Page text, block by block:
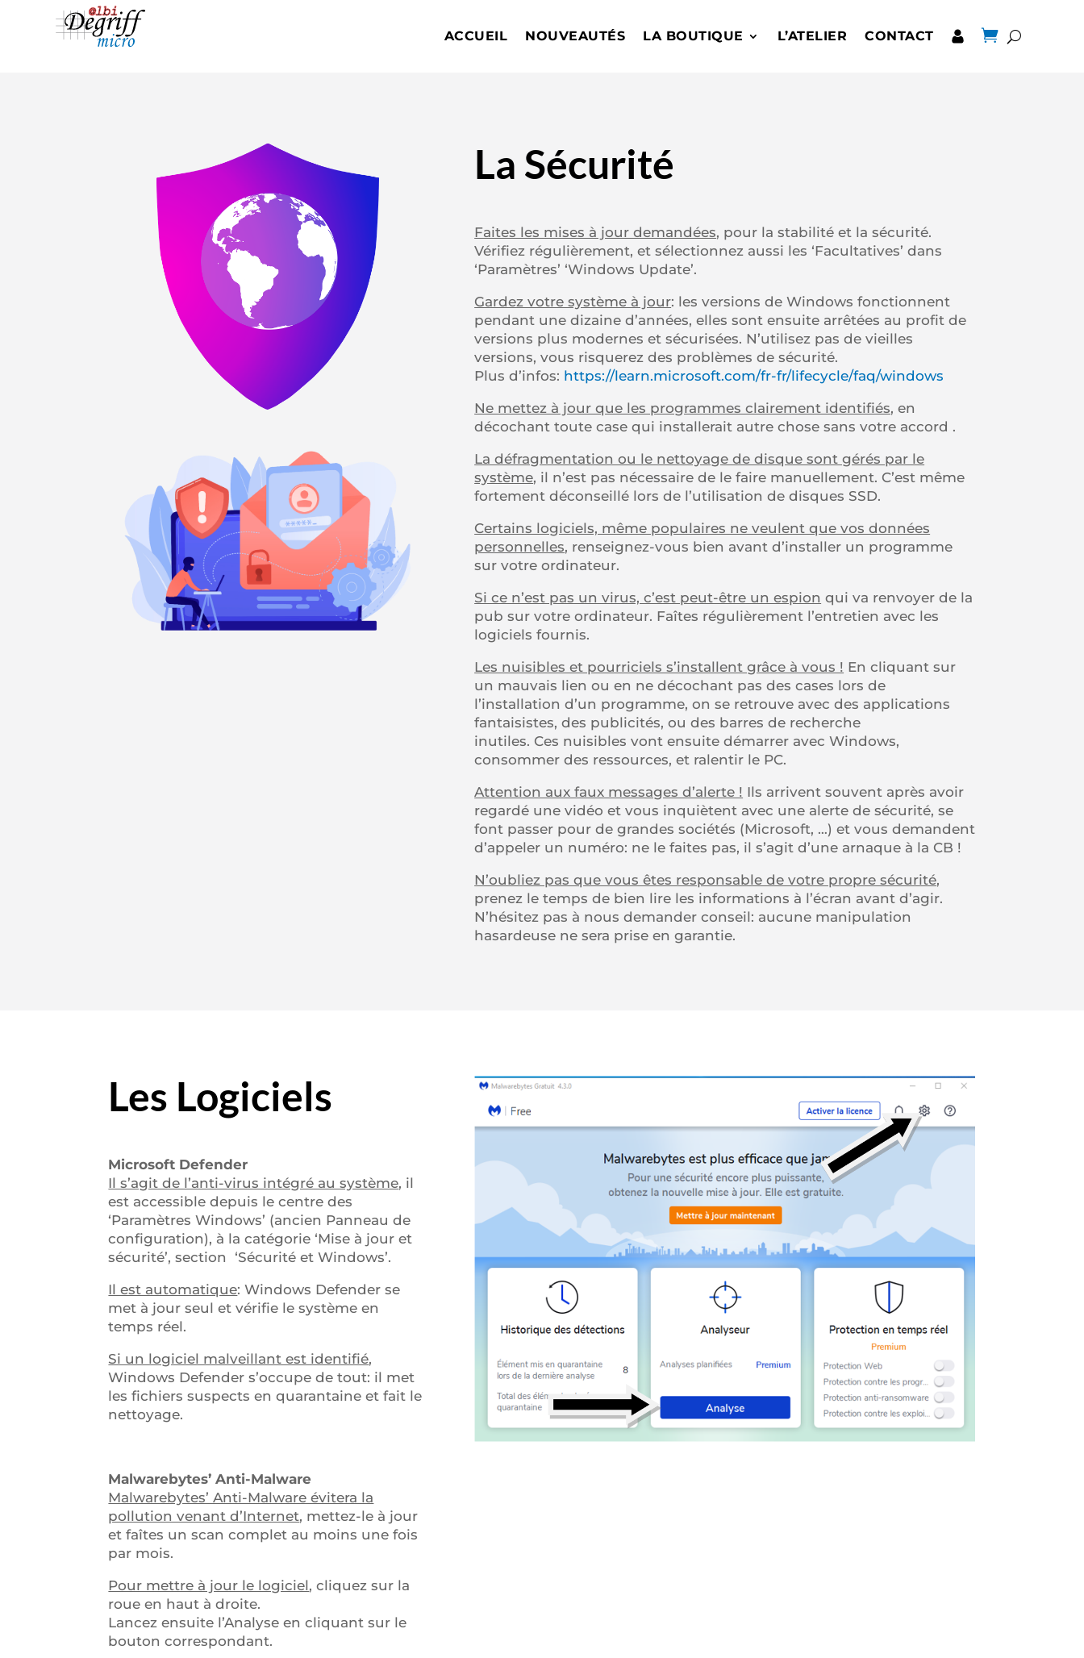
ACCUEIL NOUVEAUTÉS LA BOUTIQUE L’ATELIER CONTACT 
La Sécurité
Faites les mises à jour demandées, pour la stabilité et la sécurité.
Vérifiez régulièrement, et sélectionnez aussi les ‘Facultatives’ dans
‘Paramètres’ ‘Windows Update’.
Gardez votre système à jour: les versions de Windows fonctionnent
pendant une dizaine d’années, elles sont ensuite arrêtées au profit de
versions plus modernes et sécurisées. N’utilisez pas de vieilles
versions, vous risquerez des problèmes de sécurité.
Plus d’infos: https://learn.microsoft.com/fr-fr/lifecycle/faq/windows
Ne mettez à jour que les programmes clairement identifiés, en
décochant toute case qui installerait autre chose sans votre accord .
La défragmentation ou le nettoyage de disque sont gérés par le
système, il n’est pas nécessaire de le faire manuellement. C’est même
fortement déconseillé lors de l’utilisation de disques SSD.
Certains logiciels, même populaires ne veulent que vos données
personnelles, renseignez-vous bien avant d’installer un programme
sur votre ordinateur.
Si ce n’est pas un virus, c’est peut-être un espion qui va renvoyer de la
pub sur votre ordinateur. Faîtes régulièrement l’entretien avec les
logiciels fournis.
Les nuisibles et pourriciels s’installent grâce à vous ! En cliquant sur
un mauvais lien ou en ne décochant pas des cases lors de
l’installation d’un programme, on se retrouve avec des applications
fantaisistes, des publicités, ou des barres de recherche
inutiles. Ces nuisibles vont ensuite démarrer avec Windows,
consommer des ressources, et ralentir le PC.
Attention aux faux messages d’alerte ! Ils arrivent souvent après avoir
regardé une vidéo et vous inquiètent avec une alerte de sécurité, se
font passer pour de grandes sociétés (Microsoft, …) et vous demandent
d’appeler un numéro: ne le faites pas, il s’agit d’une arnaque à la CB !
N’oubliez pas que vous êtes responsable de votre propre sécurité,
prenez le temps de bien lire les informations à l’écran avant d’agir.
N’hésitez pas à nous demander conseil: aucune manipulation
hasardeuse ne sera prise en garantie.
Les Logiciels
Microsoft Defender
Il s’agit de l’anti-virus intégré au système, il
est accessible depuis le centre des
‘Paramètres Windows’ (ancien Panneau de
configuration), à la catégorie ‘Mise à jour et
sécurité’, section ‘Sécurité et Windows’.
Il est automatique: Windows Defender se
met à jour seul et vérifie le système en
temps réel.
Si un logiciel malveillant est identifié,
Windows Defender s’occupe de tout: il met
les fichiers suspects en quarantaine et fait le
nettoyage.
Malwarebytes’ Anti-Malware
Malwarebytes’ Anti-Malware évitera la
pollution venant d’Internet, mettez-le à jour
et faîtes un scan complet au moins une fois
par mois.
Pour mettre à jour le logiciel, cliquez sur la
roue en haut à droite.
Lancez ensuite l’Analyse en cliquant sur le
bouton correspondant.